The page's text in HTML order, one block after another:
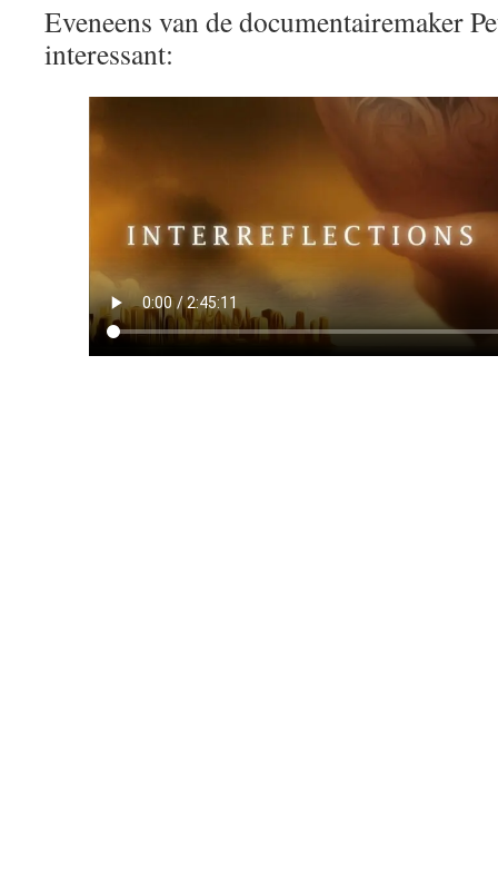
Eveneens van de documentairemaker
interessant: